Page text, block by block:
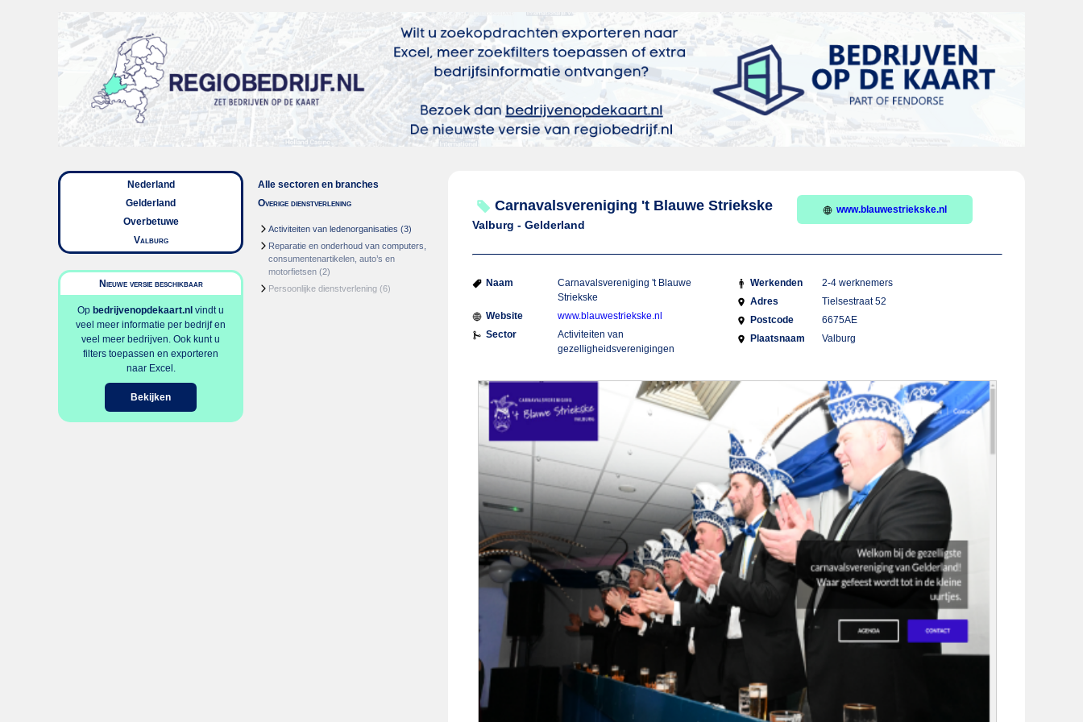
Nederland
Gelderland
Overbetuwe
Valburg
Nieuwe versie beschikbaar
Op bedrijvenopdekaart.nl vindt u
veel meer informatie per bedrijf en
veel meer bedrijven. Ook kunt u
filters toepassen en exporteren
naar Excel.
Bekijken
Alle sectoren en branches
Overige dienstverlening
Activiteiten van ledenorganisaties (3)
Reparatie en onderhoud van computers,
consumentenartikelen, auto’s en
motorfietsen (2)
Persoonlijke dienstverlening (6)
Carnavalsvereniging 't Blauwe Striekske
Valburg - Gelderland
www.blauwestriekske.nl
Naam
Carnavalsvereniging 't Blauwe
Striekske
Website
www.blauwestriekske.nl
Sector
Activiteiten van
gezelligheidsverenigingen
Werkenden
2-4 werknemers
Adres
Tielsestraat 52
Postcode
6675AE
Plaatsnaam
Valburg